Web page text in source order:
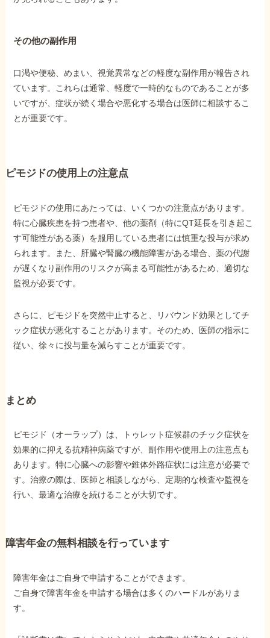
その他の副作用
口渇や便秘、めまい、視覚異常などの軽度な副作用が報告され
ています。これらは通常、軽度で一時的なものであることが多
いですが、症状が続く場合や悪化する場合は医師に相談するこ
とが重要です。
ピモジドの使用上の注意点
ピモジドの使用にあたっては、いくつかの注意点があります。
特に心臓疾患を持つ患者や、他の薬剤（特にQT延長を引き起こ
す可能性がある薬）を服用している患者には慎重な投与が求め
られます。また、肝臓や腎臓の機能障害がある場合、薬の代謝
が遅くなり副作用のリスクが高まる可能性があるため、適切な
監視が必要です。
さらに、ピモジドを突然中止すると、リバウンド効果としてチ
ック症状が悪化することがあります。そのため、医師の指示に
従い、徐々に投与量を減らすことが重要です。
まとめ
ピモジド（オーラップ）は、トゥレット症候群のチック症状を
効果的に抑える抗精神病薬ですが、副作用や使用上の注意点も
あります。特に心臓への影響や錐体外路症状には注意が必要で
す。治療の際は、医師と相談しながら、定期的な検査や監視を
行い、最適な治療を続けることが大切です。
障害年金の無料相談を行っています
障害年金はご自身で申請することができます。
ご自身で障害年金を申請する場合は多くのハードルがありま
す。